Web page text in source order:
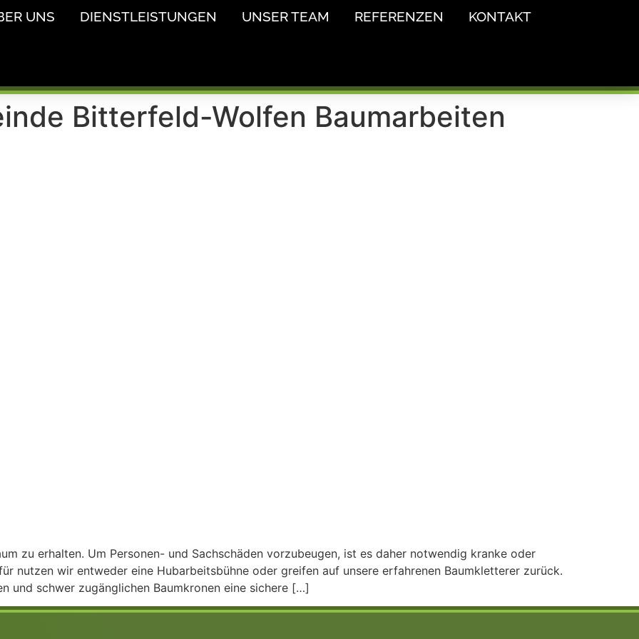
UNS DIENSTLEISTUNGEN UNSER TEAM REFERENZEN KONTAKT
Bitterfeld-Wolfen Baumarbeiten
zu erhalten. Um Personen- und Sachschäden vorzubeugen, ist es daher notwendig kranke oder
nutzen wir entweder eine Hubarbeitsbühne oder greifen auf unsere erfahrenen Baumkletterer zurück.
und schwer zugänglichen Baumkronen eine sichere […]